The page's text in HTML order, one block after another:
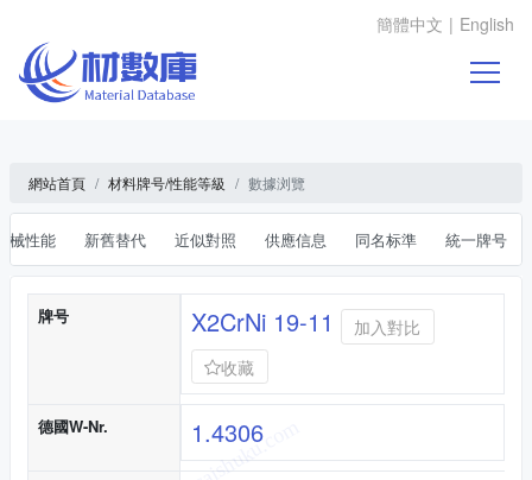
簡體中文 | English
網站首頁 材料牌号/性能等級 數據浏覽
械性能 新舊替代 近似對照 供應信息 同名标準 統一牌号
基本信息
牌号 X2CrNi 19-11
加入對比
收藏
德國W-Nr. 1.4306